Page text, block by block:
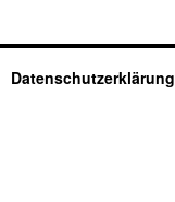
Datenschutzerklärung